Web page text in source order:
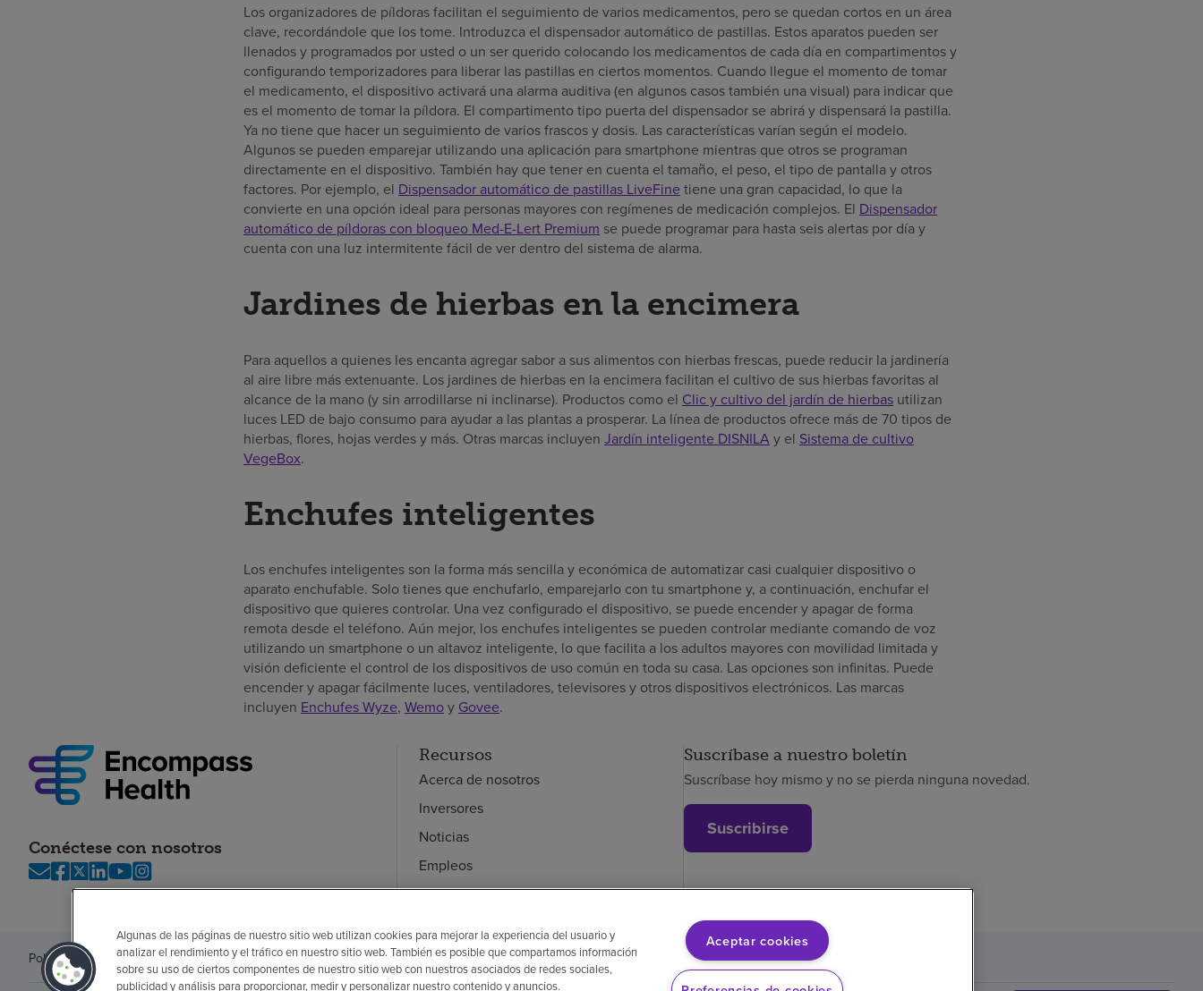
Los organizadores de píldoras facilitan el seguimiento de varios medicamentos, pero se quedan cortos en un área
clave, recordándole que los tome. Introduzca el dispensador automático de pastillas. Estos aparatos pueden ser
llenados y programados por usted o un ser querido colocando los medicamentos de cada día en compartimentos y
configurando temporizadores para liberar las pastillas en ciertos momentos. Cuando llegue el momento de tomar
el medicamento, el dispositivo activará una alarma auditiva (en algunos casos también una visual) para indicar que
es el momento de tomar la píldora. El compartimento tipo puerta del dispensador se abrirá y dispensará la pastilla.
Ya no tiene que hacer un seguimiento de varios frascos y dosis. Las características varían según el modelo.
Algunos se pueden emparejar utilizando una aplicación para smartphone mientras que otros se programan
directamente en el dispositivo. También hay que tener en cuenta el tamaño, el peso, el tipo de pantalla y otros
factores. Por ejemplo, el Dispensador automático de pastillas LiveFinetiene una gran capacidad, lo que la
convierte en una opción ideal para personas mayores con regímenes de medicación complejos. El Dispensador
automático de píldoras con bloqueo Med-E-Lert Premium se puede programar para hasta seis alertas por día y
cuenta con una luz intermitente fácil de ver dentro del sistema de alarma.
Jardines de hierbas en la encimera
Para aquellos a quienes les encanta agregar sabor a sus alimentos con hierbas frescas, puede reducir la jardinería
al aire libre más extenuante. Los jardines de hierbas en la encimera facilitan el cultivo de sus hierbas favoritas al
alcance de la mano (y sin arrodillarse ni inclinarse). Productos como el Clic y cultivo del jardín de hierbas utilizan
luces LED de bajo consumo para ayudar a las plantas a prosperar. La línea de productos ofrece más de 70 tipos de
hierbas, flores, hojas verdes y más. Otras marcas incluyen Jardín inteligente DISNILA y el Sistema de cultivo
VegeBox.
Enchufes inteligentes
Los enchufes inteligentes son la forma más sencilla y económica de automatizar casi cualquier dispositivo o
aparato enchufable. Solo tienes que enchufarlo, emparejarlo con tu smartphone y, a continuación, enchufar el
dispositivo que quieres controlar. Una vez configurado el dispositivo, se puede encender y apagar de forma
remota desde el teléfono. Aún mejor, los enchufes inteligentes se pueden controlar mediante comando de voz
utilizando un smartphone o un altavoz inteligente, lo que facilita a los adultos mayores con movilidad limitada y
visión deficiente el control de los dispositivos de uso común en toda su casa. Las opciones son infinitas. Puede
encender y apagar fácilmente luces, ventiladores, televisores y otros dispositivos electrónicos. Las marcas
incluyen Enchufes Wyze, Wemoy Govee.
Conéctese con nosotros
Recursos
Acerca de nosotros
Inversores
Noticias
Empleos
Empleados
Suscríbase a nuestro boletín
Suscríbase hoy mismo y no se pierda ninguna novedad.
Suscribirse
Política de privacidadLegalSin sorpresas AccesibilidadSi no habla inglésAviso de no discriminaciónCumplimiento de los proveedores
Algunas de las páginas de nuestro sitio web utilizan cookies para mejorar la experiencia del usuario y
analizar el rendimiento y el tráfico en nuestro sitio web. También es posible que compartamos información
sobre su uso de ciertos componentes de nuestro sitio web con nuestros asociados de redes sociales,
publicidad y análisis para proporcionar, medir y personalizar nuestro contenido y anuncios.
Aceptar cookies